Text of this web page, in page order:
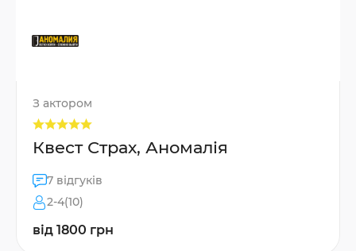
З актором
Квест Страх, Аномалія
7 відгуків
2-4(10)
від 1800 грн